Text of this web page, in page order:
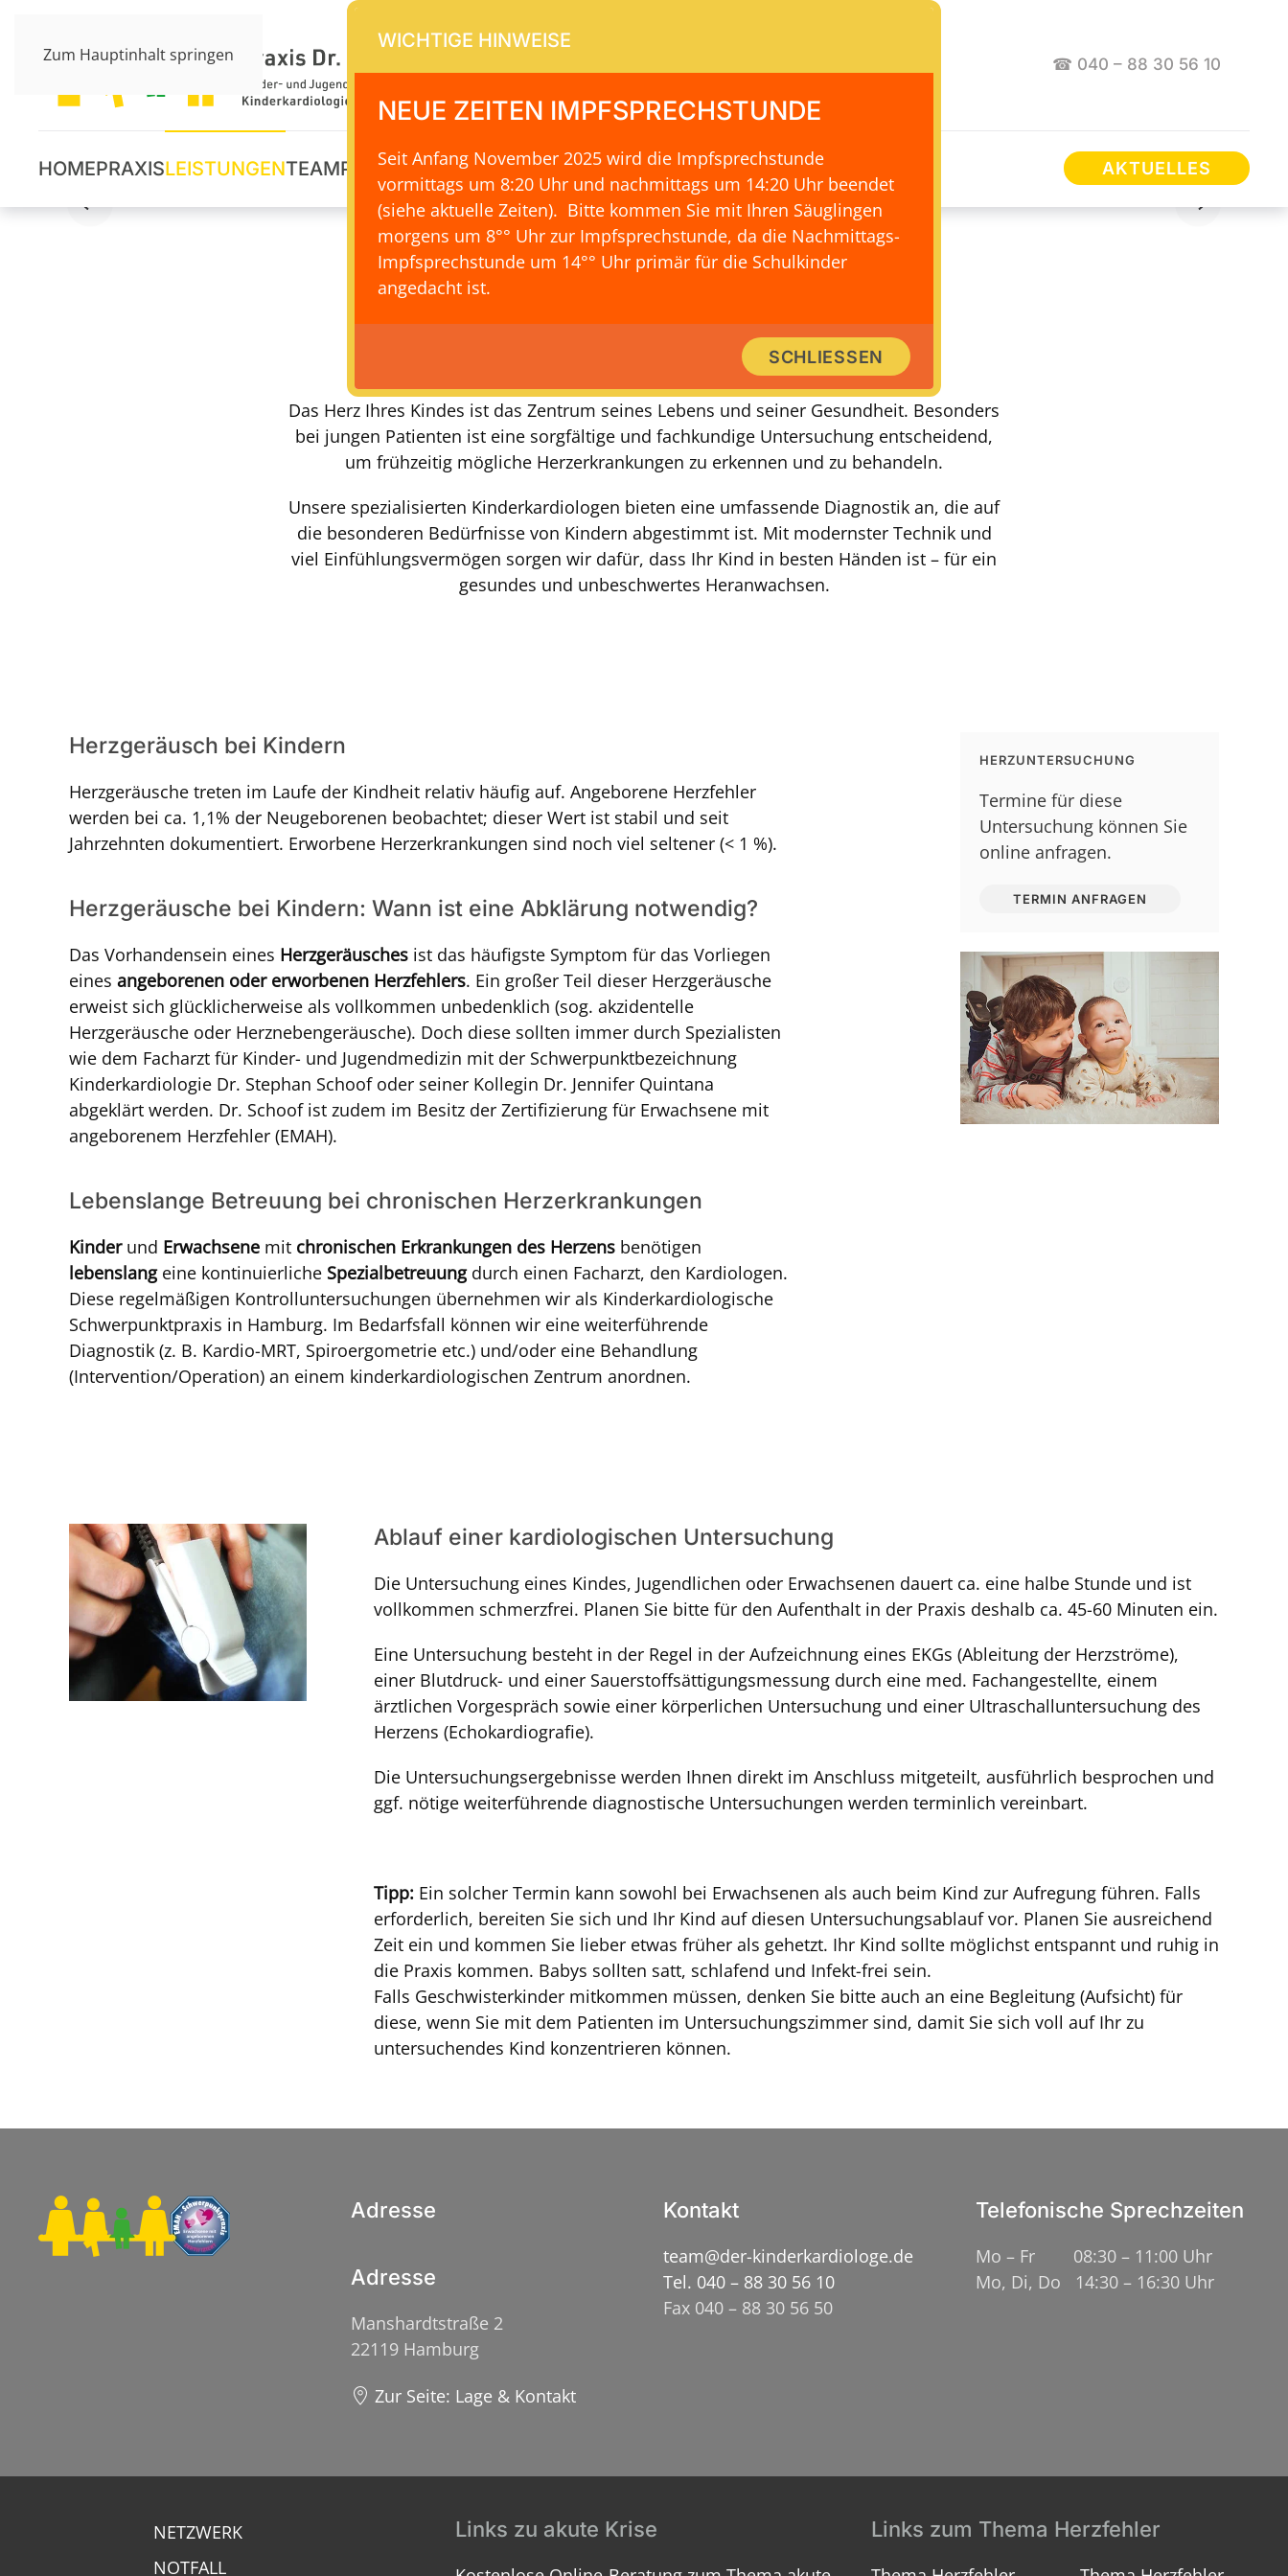
Zum Hauptinhalt springen ☎ 040 – 88 30 56 10
HOMEPRAXISLEISTUNGENTEAMPRAXISSERVICEKONTAKT & LAGE AKTUELLES
Herzgesundheit von Anfang an: Fachkundige
Diagnostik für Ihr Kind
Das Herz Ihres Kindes ist das Zentrum seines Lebens und seiner Gesundheit. Besonders
bei jungen Patienten ist eine sorgfältige und fachkundige Untersuchung entscheidend,
um frühzeitig mögliche Herzerkrankungen zu erkennen und zu behandeln.
Unsere spezialisierten Kinderkardiologen bieten eine umfassende Diagnostik an, die auf
die besonderen Bedürfnisse von Kindern abgestimmt ist. Mit modernster Technik und
viel Einfühlungsvermögen sorgen wir dafür, dass Ihr Kind in besten Händen ist – für ein
gesundes und unbeschwertes Heranwachsen.
Herzgeräusch bei Kindern
Herzgeräusche treten im Laufe der Kindheit relativ häufig auf. Angeborene Herzfehler
werden bei ca. 1,1% der Neugeborenen beobachtet; dieser Wert ist stabil und seit
Jahrzehnten dokumentiert. Erworbene Herzerkrankungen sind noch viel seltener (< 1 %).
Herzgeräusche bei Kindern: Wann ist eine Abklärung notwendig?
Das Vorhandensein eines Herzgeräusches ist das häufigste Symptom für das Vorliegen
eines angeborenen oder erworbenen Herzfehlers. Ein großer Teil dieser Herzgeräusche
erweist sich glücklicherweise als vollkommen unbedenklich (sog. akzidentelle
Herzgeräusche oder Herznebengeräusche). Doch diese sollten immer durch Spezialisten
wie dem Facharzt für Kinder- und Jugendmedizin mit der Schwerpunktbezeichnung
Kinderkardiologie Dr. Stephan Schoof oder seiner Kollegin Dr. Jennifer Quintana
abgeklärt werden. Dr. Schoof ist zudem im Besitz der Zertifizierung für Erwachsene mit
angeborenem Herzfehler (EMAH).
Lebenslange Betreuung bei chronischen Herzerkrankungen
Kinderund Erwachsene mit chronischen Erkrankungen des Herzens benötigen
lebenslangeine kontinuierliche Spezialbetreuungdurch einen Facharzt, den Kardiologen.
Diese regelmäßigen Kontrolluntersuchungen übernehmen wir als Kinderkardiologische
Schwerpunktpraxis in Hamburg. Im Bedarfsfall können wir eine weiterführende
Diagnostik (z. B. Kardio-MRT, Spiroergometrie etc.) und/oder eine Behandlung
(Intervention/Operation) an einem kinderkardiologischen Zentrum anordnen.
HERZUNTERSUCHUNG
Termine für diese
Untersuchung können Sie
online anfragen.
TERMIN ANFRAGEN
Ablauf einer kardiologischen Untersuchung
Die Untersuchung eines Kindes, Jugendlichen oder Erwachsenen dauert ca. eine halbe Stunde und ist
vollkommen schmerzfrei. Planen Sie bitte für den Aufenthalt in der Praxis deshalb ca. 45-60 Minuten ein.
Eine Untersuchung besteht in der Regel in der Aufzeichnung eines EKGs (Ableitung der Herzströme),
einer Blutdruck- und einer Sauerstoffsättigungsmessung durch eine med. Fachangestellte, einem
ärztlichen Vorgespräch sowie einer körperlichen Untersuchung und einer Ultraschalluntersuchung des
Herzens (Echokardiografie).
Die Untersuchungsergebnisse werden Ihnen direkt im Anschluss mitgeteilt, ausführlich besprochen und
ggf. nötige weiterführende diagnostische Untersuchungen werden terminlich vereinbart.
Tipp:Ein solcher Termin kann sowohl bei Erwachsenen als auch beim Kind zur Aufregung führen. Falls
erforderlich, bereiten Sie sich und Ihr Kind auf diesen Untersuchungsablauf vor. Planen Sie ausreichend
Zeit ein und kommen Sie lieber etwas früher als gehetzt. Ihr Kind sollte möglichst entspannt und ruhig in
die Praxis kommen. Babys sollten satt, schlafend und Infekt-frei sein.
Falls Geschwisterkinder mitkommen müssen, denken Sie bitte auch an eine Begleitung (Aufsicht) für
diese, wenn Sie mit dem Patienten im Untersuchungszimmer sind, damit Sie sich voll auf Ihr zu
untersuchendes Kind konzentrieren können.
Adresse
Adresse
Manshardtstraße 2
22119 Hamburg
Zur Seite: Lage & Kontakt
Kontakt
team@der-kinderkardiologe.de
Tel. 040 – 88 30 56 10
Fax 040 – 88 30 56 50
Telefonische Sprechzeiten
Mo – Fr 08:30 – 11:00 Uhr
Mo, Di, Do 14:30 – 16:30 Uhr
NETZWERK
NOTFALL
Links zu akute Krise Links zum Thema Herzfehler
WICHTIGE HINWEISE
NEUE ZEITEN IMPFSPRECHSTUNDE
Seit Anfang November 2025 wird die Impfsprechstunde
vormittags um 8:20 Uhr und nachmittags um 14:20 Uhr beendet
(siehe aktuelle Zeiten). Bitte kommen Sie mit Ihren Säuglingen
morgens um 8°° Uhr zur Impfsprechstunde, da die Nachmittags-
Impfsprechstunde um 14°° Uhr primär für die Schulkinder
angedacht ist.
SCHLIESSEN